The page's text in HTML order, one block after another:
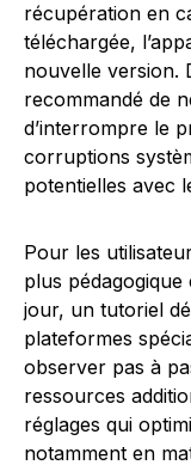
récupération en
téléchargée,
nouvelle version.
recommandé de
d’interrompre le
corruptions
potentielles avec
Pour les
plus
jour, un tutoriel
plateformes
observer pas à
ressources
réglages qui
notamment en